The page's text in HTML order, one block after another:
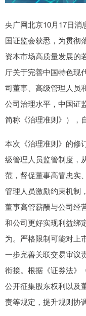
央广网北京10月17日消
国证监会获悉，为贯彻
资本市场高质量发展的
厅关于完善中国特色现
司董事、高级管理人员
公司治理水平，中国证
简称《治理准则》），
本次《治理准则》的修
级管理人员监管制度，
范，督促董事高管忠实
管理人员激励约束机制
董事高管薪酬与公司经
和公司更好实现利益绑
为。严格限制可能对上
一步完善关联交易审议
衔接。根据《证券法》
公开征集股东权利以及
责等规定，提升规则协